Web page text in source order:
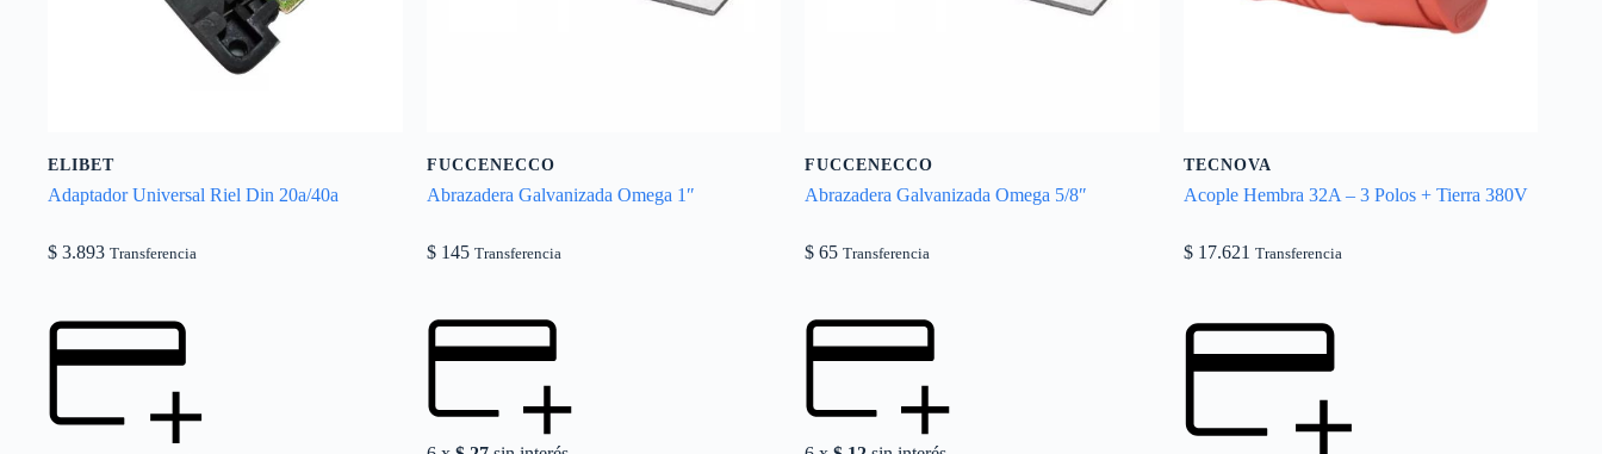
ELIBET
Adaptador Universal Riel Din 20a/40a
$ 3.893 Transferencia
FUCCENECCO
Abrazadera Galvanizada Omega 1″
$145 Transferencia
FUCCENECCO
Abrazadera Galvanizada Omega 5/8″
$ 65 Transferencia
TECNOVA
Acople Hembra 32A – 3 Polos + Tierra 380V
$17.621 Transferencia